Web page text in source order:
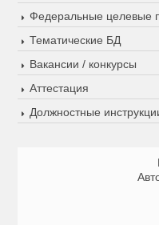
Федеральные целевые
Тематические БД
Вакансии / конкурсы
Аттестация
Должностные